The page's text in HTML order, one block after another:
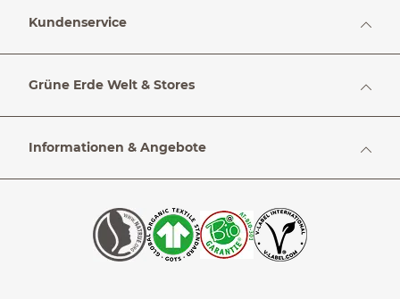
Kundenservice
Grüne Erde Welt & Stores
Informationen & Angebote